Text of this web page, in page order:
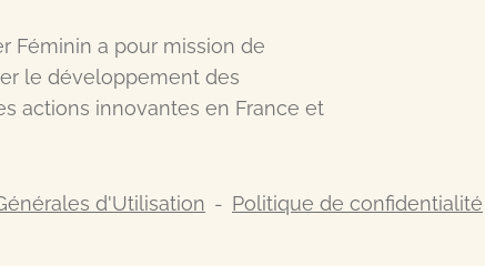
Féminin a pour mission de
le développement des
actions innovantes en France et
d'Utilisation Politique de confidentialité